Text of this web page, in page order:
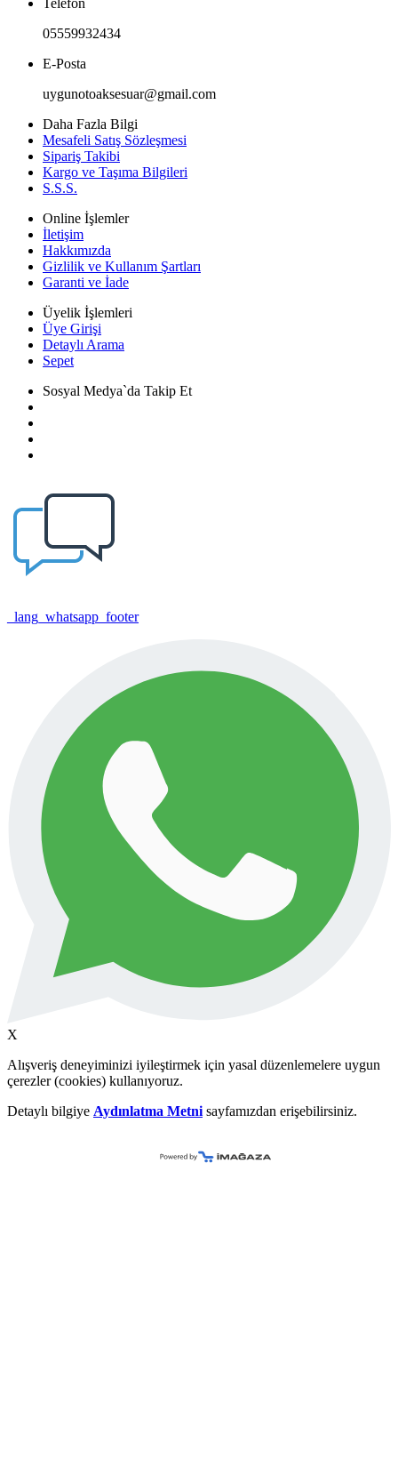
05559932434
E-Posta
uygunotoaksesuar@gmail.com
Daha Fazla Bilgi
Mesafeli Satış Sözleşmesi
Sipariş Takibi
Kargo ve Taşıma Bilgileri
S.S.S.
Online İşlemler
İletişim
Hakkımızda
Gizlilik ve Kullanım Şartları
Garanti ve İade
Üyelik İşlemleri
Üye Girişi
Detaylı Arama
Sepet
Sosyal Medya`da Takip Et
_lang_whatsapp_footer
X
Alışveriş deneyiminizi iyileştirmek için yasal düzenlemelere uygun
çerezler (cookies) kullanıyoruz.
Detaylı bilgiye Aydınlatma Metni sayfamızdan erişebilirsiniz.